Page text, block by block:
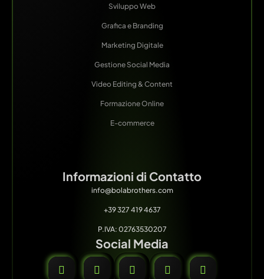
Sviluppo Web
Grafica e Branding
Marketing Digitale
Gestione Social Media
Video Editing & Content
Formazione Online
E-commerce
Informazioni di Contatto
info@bolabrothers.com
+39 327 419 4637
P.IVA: 02763530207
Social Media